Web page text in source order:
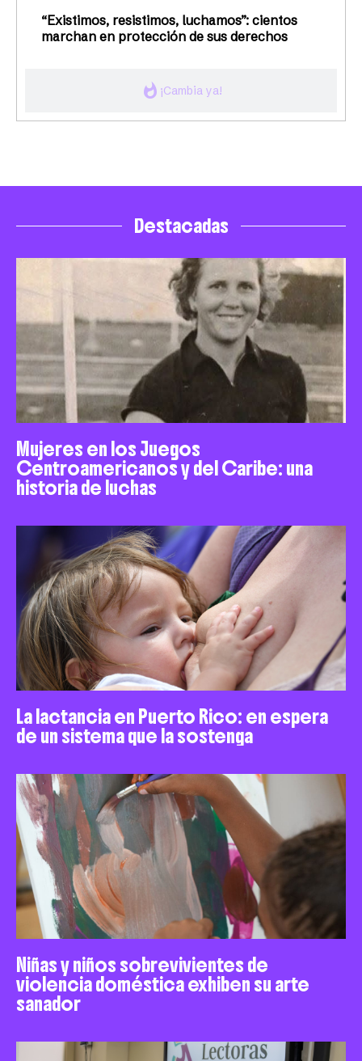
whatshot ¡Cambia ya!
“Existimos, resistimos, luchamos”: cientos
marchan en protección de sus derechos
Destacadas
Mujeres en los Juegos
Centroamericanos y del Caribe: una
historia de luchas
La lactancia en Puerto Rico: en espera
de un sistema que la sostenga
Niñas y niños sobrevivientes de
violencia doméstica exhiben su arte
sanador